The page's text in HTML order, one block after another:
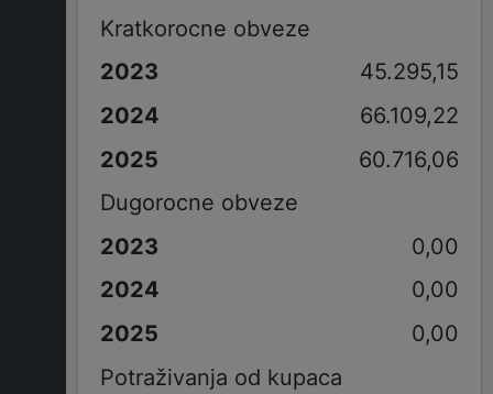
Kratkorocne obveze
45.295,15
66.109,22
60.716,06
Dugorocne obveze
0,00
0,00
0,00
Potraživanja od kupaca